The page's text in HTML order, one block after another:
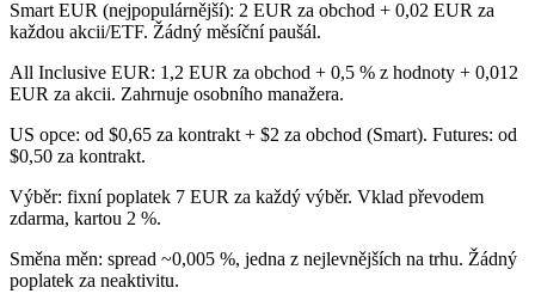
Smart EUR (nejpopulárnější): 2 EUR za obchod + 0,02 EUR za
každou akcii/ETF. Žádný měsíční paušál.
All Inclusive EUR: 1,2 EUR za obchod + 0,5 % z hodnoty + 0,012
EUR za akcii. Zahrnuje osobního manažera.
US opce: od $0,65 za kontrakt + $2 za obchod (Smart). Futures: od
$0,50 za kontrakt.
Výběr: fixní poplatek 7 EUR za každý výběr. Vklad převodem
zdarma, kartou 2 %.
Směna měn: spread ~0,005 %, jedna z nejlevnějších na trhu. Žádný
poplatek za neaktivitu.